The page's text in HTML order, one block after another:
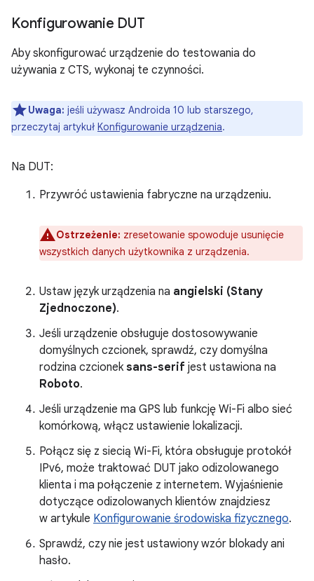
Konfigurowanie DUT
Aby skonfigurować urządzenie do testowania do
używania z CTS, wykonaj te czynności.
Uwaga: jeśli używasz Androida 10 lub starszego,
przeczytaj artykuł Konfigurowanie urządzenia.
Na DUT:
Przywróć ustawienia fabryczne na urządzeniu.
Ostrzeżenie: zresetowanie spowoduje usunięcie
wszystkich danych użytkownika z urządzenia.
Ustaw język urządzenia na angielski (Stany
Zjednoczone).
Jeśli urządzenie obsługuje dostosowywanie
domyślnych czcionek, sprawdź, czy domyślna
rodzina czcionek sans-serif jest ustawiona na
Roboto.
Jeśli urządzenie ma GPS lub funkcję Wi-Fi albo sieć
komórkową, włącz ustawienie lokalizacji.
Połącz się z siecią Wi-Fi, która obsługuje protokół
IPv6, może traktować DUT jako odizolowanego
klienta i ma połączenie z internetem. Wyjaśnienie
dotyczące odizolowanych klientów znajdziesz
w artykule Konfigurowanie środowiska fizycznego.
Sprawdź, czy nie jest ustawiony wzór blokady ani
hasło.